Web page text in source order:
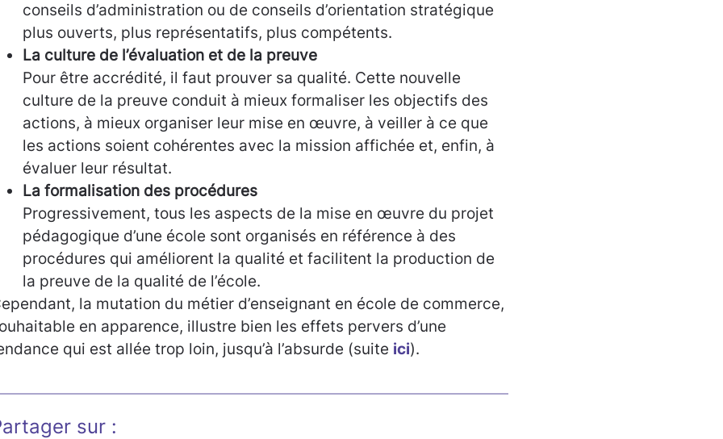
conseils d’administration ou de conseils d’orientation stratégique
plus ouverts, plus représentatifs, plus compétents.
La culture de l’évaluation et de la preuve
Pour être accrédité, il faut prouver sa qualité. Cette nouvelle
culture de la preuve conduit à mieux formaliser les objectifs des
actions, à mieux organiser leur mise en œuvre, à veiller à ce que
les actions soient cohérentes avec la mission affichée et, enfin, à
évaluer leur résultat.
La formalisation des procédures
Progressivement, tous les aspects de la mise en œuvre du projet
pédagogique d’une école sont organisés en référence à des
procédures qui améliorent la qualité et facilitent la production de
la preuve de la qualité de l’école.
la mutation du métier d’enseignant en école de commerce,
en apparence, illustre bien les effets pervers d’une
qui est allée trop loin, jusqu’à l’absurde (suite ici).
sur :